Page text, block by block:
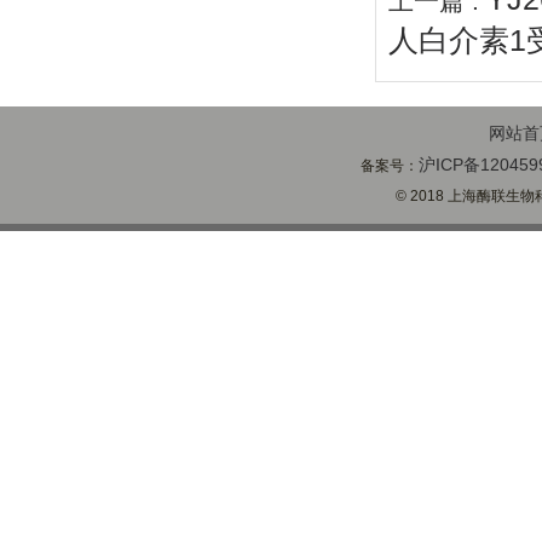
人白介素1
网站
备案号：沪ICP备
© 2018 上海酶联生物